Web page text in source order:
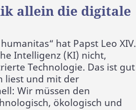
allein die digitale
hat Papst Leo XIV.
Intelligenz (KI) nicht,
Technologie. Das ist gut
liest und mit der
Wir müssen den
ökologisch und